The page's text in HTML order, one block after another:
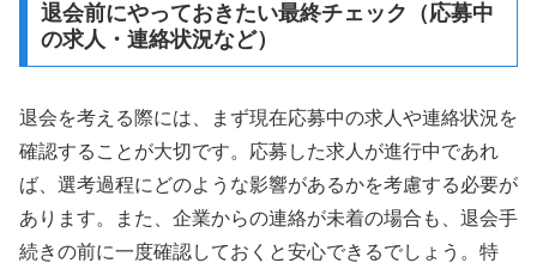
退会前にやっておきたい最終チェック（応募中
の求人・連絡状況など）
退会を考える際には、まず現在応募中の求人や連絡状況を
確認することが大切です。応募した求人が進行中であれ
ば、選考過程にどのような影響があるかを考慮する必要が
あります。また、企業からの連絡が未着の場合も、退会手
続きの前に一度確認しておくと安心できるでしょう。特